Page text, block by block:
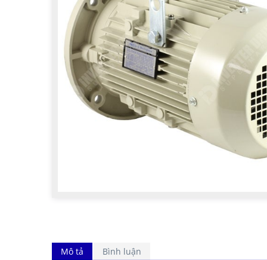
Mô tả Bình luận